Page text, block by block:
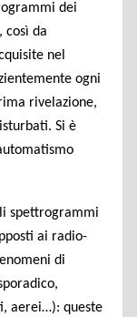
dei
così da
nel
ogni
rivelazione,
Si è
spettrogrammi
ai radio-
di
aerei…): queste